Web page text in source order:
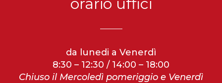
da lunedi a Venerdì
8:30 – 12:30 / 14:00 – 18:00
Chiuso il Mercoledì pomeriggio e Venerdì